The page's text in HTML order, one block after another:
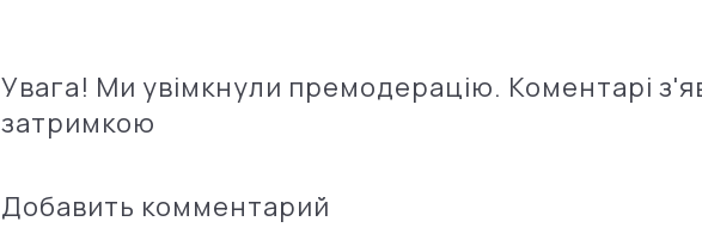
Увага! Ми увімкнули премодерацію. Коментарі
затримкою
Добавить комментарий